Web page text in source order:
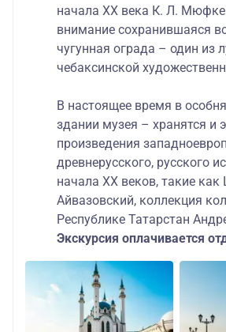
начала XX века К. Л.
внимание сохранившаяся
чугунная ограда – один из
чебаксинской
В настоящее время в
здании музея – хранятся и
произведения
древнерусского, русского
начала ХХ веков, такие
Айвазовский, коллекция
Республике Татарстан
Экскурсия оплачивается